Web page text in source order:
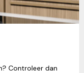
Controleer dan